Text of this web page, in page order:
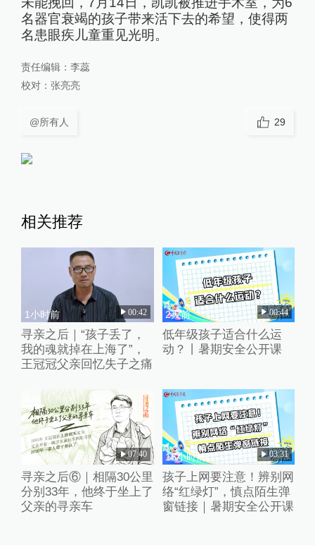
名器官衰竭的孩子带来活下去的希望，使得两
名患眼疾儿童重见光明。
责任编辑： 李蕊
校对： 张亮亮
@所有人 29
相关推荐
1小时前 00:42
寻亲之后｜“孩子丢了，
我的魂就掉在上海了”，
王冠冠父亲回忆失子之痛
2天前 00:44
低年级孩子适合什么运
动？丨暑期安全公开课
4小时前 07:40
寻亲之后⑥｜相隔30公里
分别33年，他终于坐上了
父亲的寻亲车
16小时前 03:31
孩子上网要注意！辨别网
络“红绿灯”，慎点陌生弹
窗链接｜暑期安全公开课